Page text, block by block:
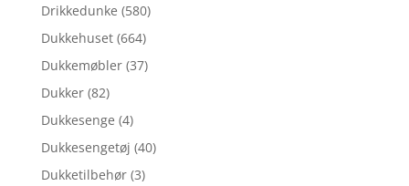
Drikkedunke (580)
Dukkehuset (664)
Dukkemøbler (37)
Dukker (82)
Dukkesenge (4)
Dukkesengetøj (40)
Dukketilbehør (3)